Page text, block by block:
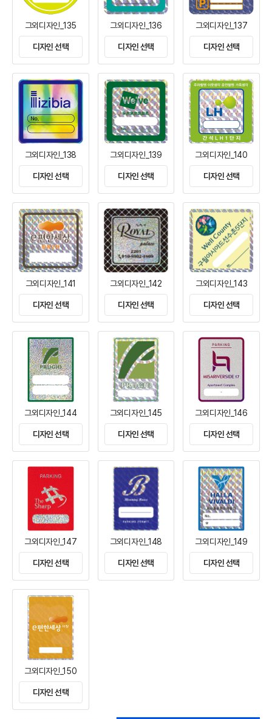
그외디자인_135
디자인 선택
그외디자인_136
디자인 선택
그외디자인_137
디자인 선택
그외디자인_138
디자인 선택
그외디자인_139
디자인 선택
그외디자인_140
디자인 선택
그외디자인_141
디자인 선택
그외디자인_142
디자인 선택
그외디자인_143
디자인 선택
그외디자인_144
디자인 선택
그외디자인_145
디자인 선택
그외디자인_146
디자인 선택
그외디자인_147
디자인 선택
그외디자인_148
디자인 선택
그외디자인_149
디자인 선택
그외디자인_150
디자인 선택